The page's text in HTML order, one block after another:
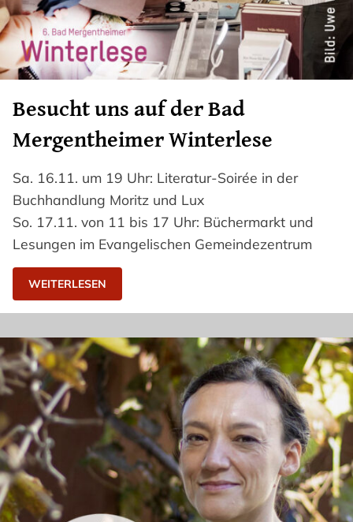
Besucht uns auf der Bad
Mergentheimer Winterlese
Sa. 16.11. um 19 Uhr: Literatur-Soirée in der
Buchhandlung Moritz und Lux
So. 17.11. von 11 bis 17 Uhr: Büchermarkt und
Lesungen im Evangelischen Gemeindezentrum
WEITERLESEN